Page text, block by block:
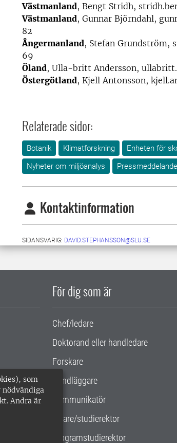
som
nödvändiga
Andra är
Västmanland, Bengt Stridh,
Västmanland, Gunnar Björndahl,
82
Ångermanland, Stefan Grundström,
69
Öland, Ulla-britt Andersson,
Östergötland, Kjell Antonsson,
Relaterade sidor:
Botanik Klimatforskning Enheten för
Nyheter om miljöanalys
Kontaktinformation
SIDANSVARIG: DAVID.STEPHANSSON@SLU.SE
För dig som är
Chef/ledare
Doktorand eller handledare
Forskare
Handläggare
Kommunikatör
Lärare/studierektor
Programstudierektor